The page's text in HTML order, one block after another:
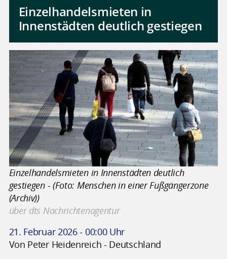
Einzelhandelsmieten in
Innenstädten deutlich gestiegen
Einzelhandelsmieten in Innenstädten deutlich
gestiegen - (Foto: Menschen in einer Fußgängerzone
(Archiv))
über dts Nachrichtenagentur
21. Februar 2026 - 00:00 Uhr
Von Peter Heidenreich - Deutschland